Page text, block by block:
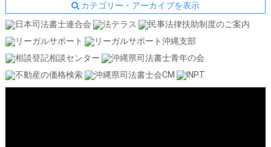
カテゴリー・アーカイブを表示